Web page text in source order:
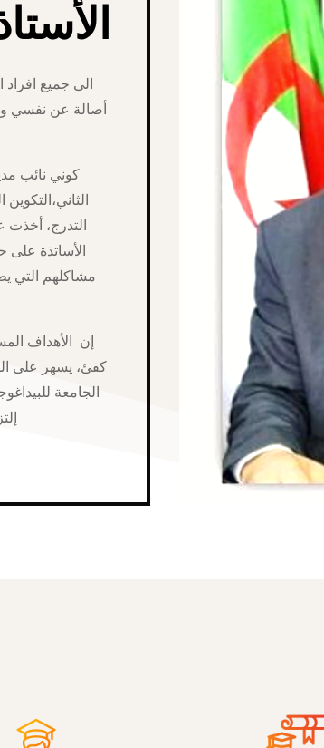
الى جميع
أصالة عن نفسي و
كوني نائب
التدرج، أخذت
الأساتذة على
مشاكلهم التي
إن الأهداف
كفئ، يسهر على
الجامعة